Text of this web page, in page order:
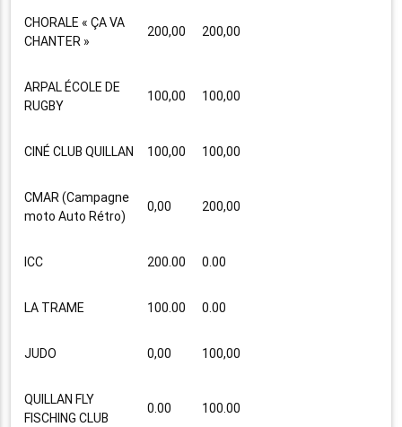
CHORALE « ÇA VA
CHANTER »
200,00 200,00
ARPAL ÉCOLE DE
RUGBY
100,00 100,00
CINÉ CLUB QUILLAN 100,00 100,00
CMAR (Campagne
moto Auto Rétro)
0,00 200,00
ICC 200.00 0.00
LA TRAME 100.00 0.00
JUDO 0,00 100,00
QUILLAN FLY
FISCHING CLUB
0.00 100.00